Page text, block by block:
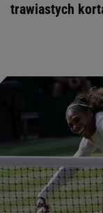
trawiastych